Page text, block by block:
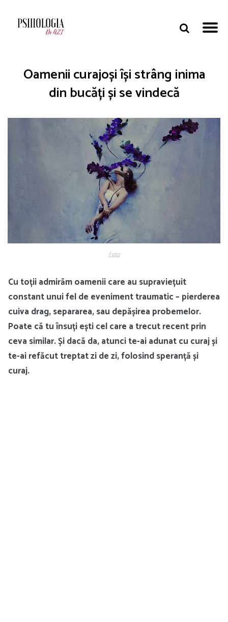
Oamenii curajoși își strâng inima
din bucăți și se vindecă
Foto
Cu toții admirăm oamenii care au supraviețuit
constant unui fel de eveniment traumatic – pierderea
cuiva drag, separarea, sau depășirea probemelor.
Poate că tu însuți ești cel care a trecut recent prin
ceva similar. Și dacă da, atunci te-ai adunat cu curaj și
te-ai refăcut treptat zi de zi, folosind speranță și
curaj.